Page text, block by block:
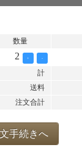
数量
2 + -
計
送料
注文合計
手続きへ